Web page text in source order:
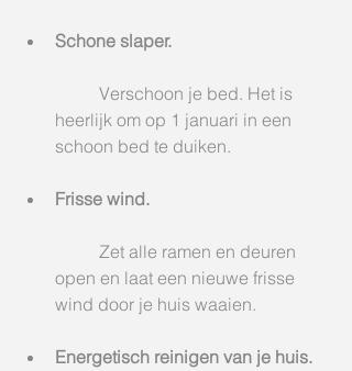
Schone slaper.
heerlijk om op 1 januari in een
schoon bed te duiken.
Frisse wind.
open en laat een nieuwe frisse
wind door je huis waaien.
Energetisch reinigen van je huis.